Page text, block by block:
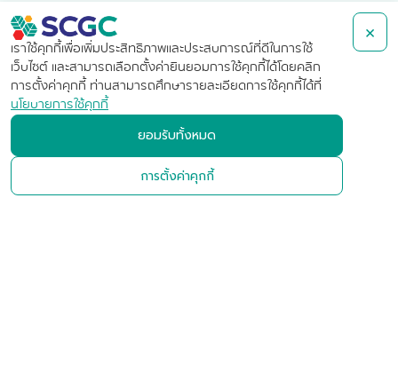
การผลิตเม็ดพลาสติกรีไซเคิลคุณภาพสูงทั้งหมดกว่า
45,000 ตันต่อปีตั้งแต่ปี 2566
อ่านเพิ่มเติม
แปรรูป
อ่านเพิ่
บริษัท เอสซีจี เคมิคอลส์ จำกัด
(มหาชน)
เราใช้คุกกี้เพื่อเพิ่มประสิทธิภาพและประสบการณ์ที่ดีในการใช้
เว็บไซต์ และสามารถเลือกตั้งค่ายินยอมการใช้คุกกี้ได้โดยคลิก
การตั้งค่าคุกกี้ ท่านสามารถศึกษารายละเอียดการใช้คุกกี้ได้ที่
นโยบายการใช้คุกกี้
การตั้งค่าคุกกี้
ยอมรับทั้งหมด
×